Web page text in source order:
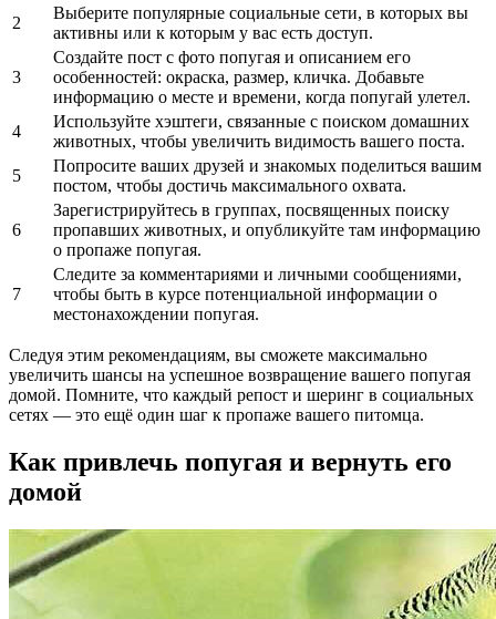
2
Выберите популярные социальные сети, в которых вы
активны или к которым у вас есть доступ.
3
Создайте пост с фото попугая и описанием его
особенностей: окраска, размер, кличка. Добавьте
информацию о месте и времени, когда попугай улетел.
4
Используйте хэштеги, связанные с поиском домашних
животных, чтобы увеличить видимость вашего поста.
5
Попросите ваших друзей и знакомых поделиться вашим
постом, чтобы достичь максимального охвата.
6
Зарегистрируйтесь в группах, посвященных поиску
пропавших животных, и опубликуйте там информацию
о пропаже попугая.
7
Следите за комментариями и личными сообщениями,
чтобы быть в курсе потенциальной информации о
местонахождении попугая.
Следуя этим рекомендациям, вы сможете максимально
увеличить шансы на успешное возвращение вашего попугая
домой. Помните, что каждый репост и шеринг в социальных
сетях — это ещё один шаг к пропаже вашего питомца.
Как привлечь попугая и вернуть его
домой